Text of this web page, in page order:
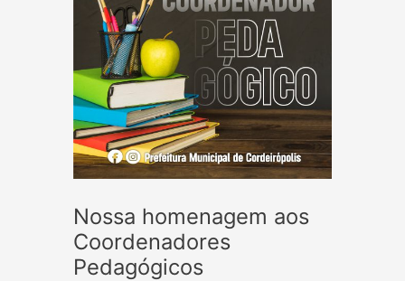
Nossa homenagem aos
Coordenadores
Pedagógicos